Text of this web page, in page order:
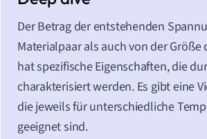
Der Betrag der entstehenden
Materialpaar als auch von der
hat spezifische Eigenschaften, die
charakterisiert werden. Es gibt eine
die jeweils für unterschiedliche
geeignet sind.